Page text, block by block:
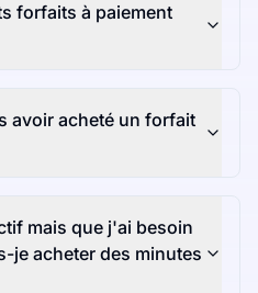
forfaits à paiement
avoir acheté un forfait
mais que j'ai besoin
je acheter des minutes